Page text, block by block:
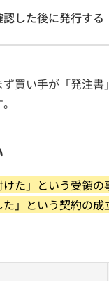
した後に発行する
買い手が「発注
けた」という受領
た」という契約の